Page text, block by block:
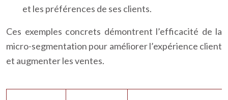
et les préférences de ses clients.
Ces exemples concrets démontrent l’efficacité de la
micro-segmentation pour améliorer l’expérience client
et augmenter les ventes.